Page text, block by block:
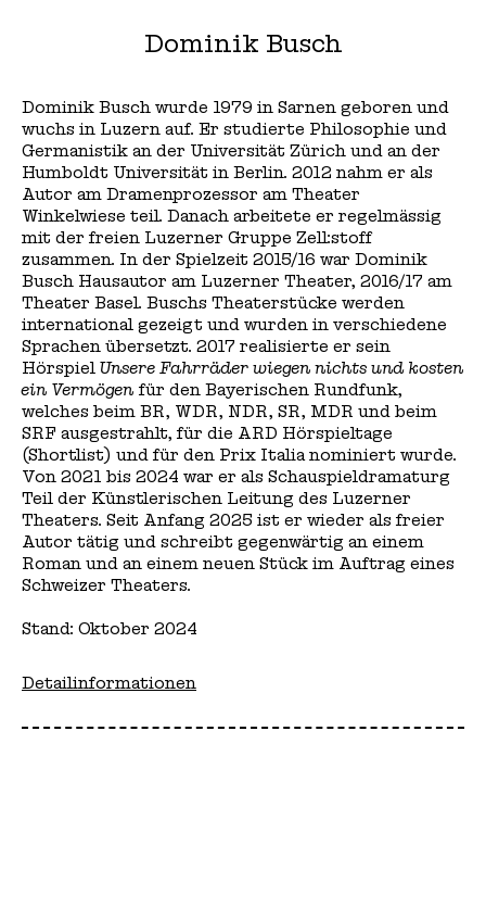
Dominik Busch
Dominik Busch wurde 1979 in Sarnen geboren und
wuchs in Luzern auf. Er studierte Philosophie und
Germanistik an der Universität Zürich und an der
Humboldt Universität in Berlin. 2012 nahm er als
Autor am Dramenprozessor am Theater
Winkelwiese teil. Danach arbeitete er regelmässig
mit der freien Luzerner Gruppe Zell:stoff
zusammen. In der Spielzeit 2015/16 war Dominik
Busch Hausautor am Luzerner Theater, 2016/17 am
Theater Basel. Buschs Theaterstücke werden
international gezeigt und wurden in verschiedene
Sprachen übersetzt. 2017 realisierte er sein
Hörspiel Unsere Fahrräder wiegen nichts und kosten
ein Vermögen für den Bayerischen Rundfunk,
welches beim BR, WDR, NDR, SR, MDR und beim
SRF ausgestrahlt, für die ARD Hörspieltage
(Shortlist) und für den Prix Italia nominiert wurde.
Von 2021 bis 2024 war er als Schauspieldramaturg
Teil der Künstlerischen Leitung des Luzerner
Theaters. Seit Anfang 2025 ist er wieder als freier
Autor tätig und schreibt gegenwärtig an einem
Roman und an einem neuen Stück im Auftrag eines
Schweizer Theaters.
Stand: Oktober 2024
Detailinformationen